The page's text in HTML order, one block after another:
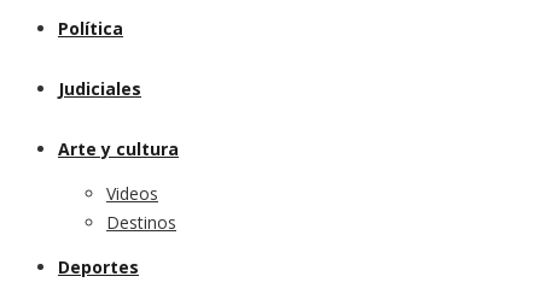
Política
Judiciales
Arte y cultura
Videos
Destinos
Deportes